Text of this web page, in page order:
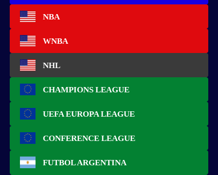
NBA
WNBA
NHL
CHAMPIONS LEAGUE
UEFA EUROPA LEAGUE
CONFERENCE LEAGUE
FUTBOL ARGENTINA